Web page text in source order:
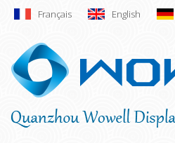
Français English